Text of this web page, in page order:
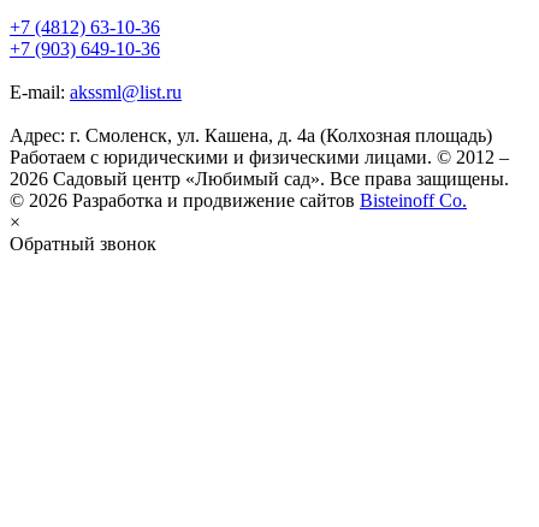
+7 (4812) 63-10-36
+7 (903) 649-10-36
E-mail: akssml@list.ru
Адрес: г. Смоленск, ул. Кашена, д. 4а (Колхозная площадь)
Работаем с юридическими и физическими лицами. © 2012 –
2026 Садовый центр «Любимый сад». Все права защищены.
© 2026 Разработка и продвижение сайтов Bisteinoff Co.
×
Обратный звонок